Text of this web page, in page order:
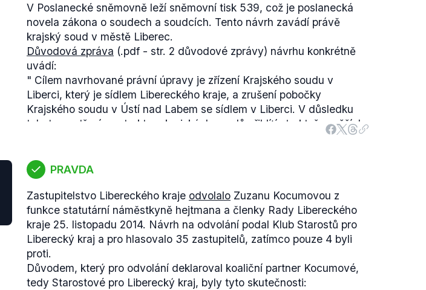
V Poslanecké sněmovně leží sněmovní tisk 539, což je poslanecká
novela zákona o soudech a soudcích. Tento návrh zavádí právě
krajský soud v městě Liberec.
Důvodová zpráva (.pdf - str. 2 důvodové zprávy) návrhu konkrétně
uvádí:
" Cílem navrhované právní úpravy je zřízení Krajského soudu v
Liberci, který je sídlem Libereckého kraje, a zrušení pobočky
Krajského soudu v Ústí nad Labem se sídlem v Liberci. V důsledku
tohoto opatření se struktura krajských soudů přiblíţí struktuře vyšších
územních samosprávných celků. Spolu s novým krajským soudem
Labem se sídlem v Liberci i Krajské státní zastupitelství v Liberci.
Tento návrh byl
Zřízení krajského soudu v Liberci skutečně Pelikán veřejně podpořil.
Pro serverČeská justice5. února 2016 uvedl:
"Pokud jde o Liberec, my to podporujeme proto, že Liberec to z
justičního hlediska má do toho Ústí opravdu hodně daleko. Nejenom,
že je to dlouhá cesta, takže ta komunikace mezi těmi dvěma soudy je
obtížná, ale i z hlediska jaksi socioekonomického jsou to dvě velmi
různé oblasti a moc nám to tam dohromady nefunguje. A do toho
PRAVDA
Zastupitelstvo Libereckého kraje odvolalo Zuzanu Kocumovou z
funkce statutární náměstkyně hejtmana a členky Rady Libereckého
kraje 25. listopadu 2014. Návrh na odvolání podal Klub Starostů pro
Liberecký kraj a pro hlasovalo 35 zastupitelů, zatímco pouze 4 byli
proti.
Důvodem, který pro odvolání deklaroval koaliční partner Kocumové,
tedy Starostové pro Liberecký kraj, byly tyto skutečnosti: